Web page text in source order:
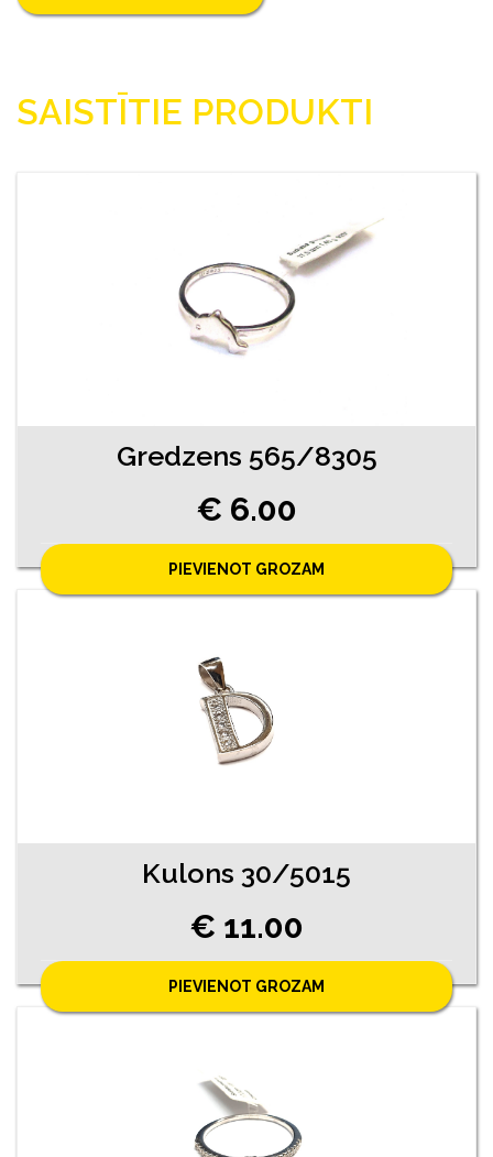
SAISTĪTIE PRODUKTI
Gredzens 565/8305
€ 6.00
PIEVIENOT GROZAM
Kulons 30/5015
€ 11.00
PIEVIENOT GROZAM